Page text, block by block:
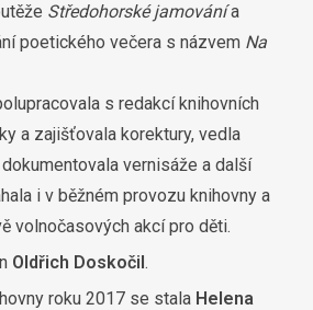
Středohorské jamovánía
poetického večera s názvem Na
s redakcí knihovních
a zajišťovala korektury, vedla
dokumentovala vernisáže a další
i v běžném provozu knihovny a
volnočasových akcí pro děti.
Oldřich Doskočil.
roku 2017 se stala Helena